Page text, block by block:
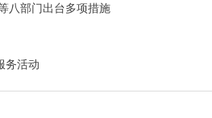
八部门出台多项措施
务活动